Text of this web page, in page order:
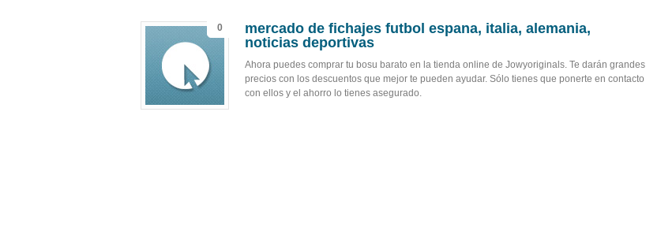
0
mercado de fichajes futbol espana, italia, alemania,
noticias deportivas
Ahora puedes comprar tu bosu barato en la tienda online de Jowyoriginals. Te darán grandes
precios con los descuentos que mejor te pueden ayudar. Sólo tienes que ponerte en contacto
con ellos y el ahorro lo tienes asegurado.